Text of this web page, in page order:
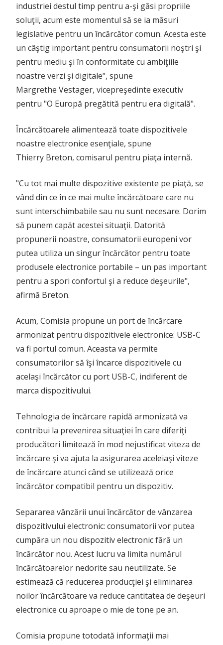
industriei destul timp pentru a-şi găsi propriile
soluţii, acum este momentul să se ia măsuri
legislative pentru un încărcător comun. Acesta este
un câştig important pentru consumatorii noştri şi
pentru mediu şi în conformitate cu ambiţiile
noastre verzi şi digitale", spune
Margrethe Vestager, vicepreşedinte executiv
pentru "O Europă pregătită pentru era digitală".
Încărcătoarele alimentează toate dispozitivele
noastre electronice esenţiale, spune
Thierry Breton, comisarul pentru piaţa internă.
"Cu tot mai multe dispozitive existente pe piaţă, se
vând din ce în ce mai multe încărcătoare care nu
sunt interschimbabile sau nu sunt necesare. Dorim
să punem capăt acestei situaţii. Datorită
propunerii noastre, consumatorii europeni vor
putea utiliza un singur încărcător pentru toate
produsele electronice portabile – un pas important
pentru a spori confortul şi a reduce deşeurile",
afirmă Breton.
Acum, Comisia propune un port de încărcare
armonizat pentru dispozitivele electronice: USB-C
va fi portul comun. Aceasta va permite
consumatorilor să îşi încarce dispozitivele cu
acelaşi încărcător cu port USB-C, indiferent de
marca dispozitivului.
Tehnologia de încărcare rapidă armonizată va
contribui la prevenirea situaţiei în care diferiţi
producători limitează în mod nejustificat viteza de
încărcare şi va ajuta la asigurarea aceleiaşi viteze
de încărcare atunci când se utilizează orice
încărcător compatibil pentru un dispozitiv.
Separarea vânzării unui încărcător de vânzarea
dispozitivului electronic: consumatorii vor putea
cumpăra un nou dispozitiv electronic fără un
încărcător nou. Acest lucru va limita numărul
încărcătoarelor nedorite sau neutilizate. Se
estimează că reducerea producţiei şi eliminarea
noilor încărcătoare va reduce cantitatea de deşeuri
electronice cu aproape o mie de tone pe an.
Comisia propune totodată informaţii mai